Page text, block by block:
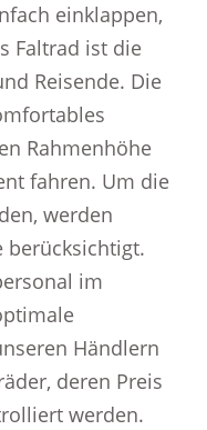
einklappen,
Faltrad ist die
Reisende. Die
Rahmenhöhe
fahren. Um die
werden
berücksichtigt.
im
Händlern
deren Preis
werden.